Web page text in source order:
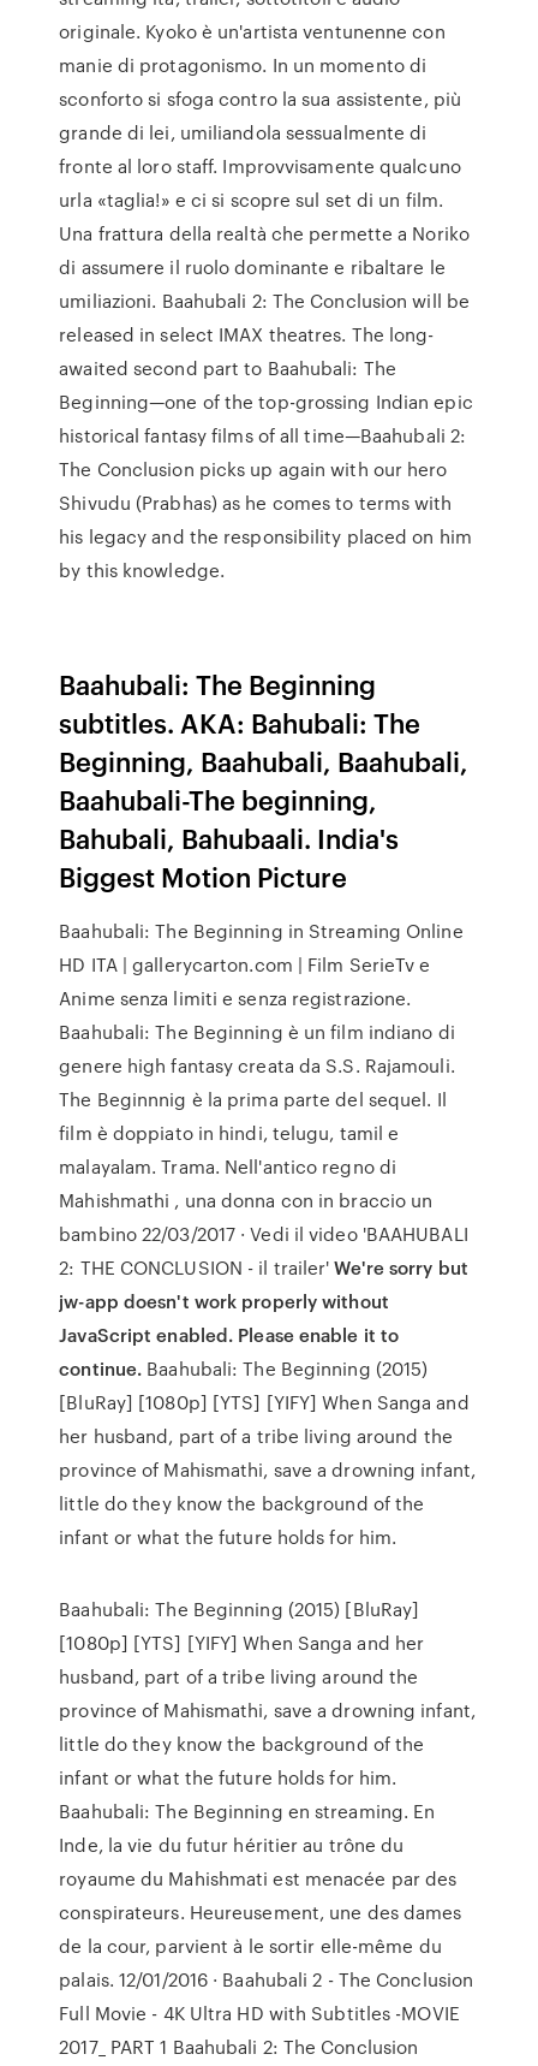
originale. Kyoko è un'artista ventunenne con
manie di protagonismo. In un momento di
sconforto si sfoga contro la sua assistente, più
grande di lei, umiliandola sessualmente di
fronte al loro staff. Improvvisamente qualcuno
urla «taglia!» e ci si scopre sul set di un film.
Una frattura della realtà che permette a Noriko
di assumere il ruolo dominante e ribaltare le
umiliazioni. Baahubali 2: The Conclusion will be
released in select IMAX theatres. The long-
awaited second part to Baahubali: The
Beginning—one of the top-grossing Indian epic
historical fantasy films of all time—Baahubali 2:
The Conclusion picks up again with our hero
Shivudu (Prabhas) as he comes to terms with
his legacy and the responsibility placed on him
by this knowledge.
Baahubali: The Beginning
subtitles. AKA: Bahubali: The
Beginning, Baahubali, Baahubali,
Baahubali-The beginning,
Bahubali, Bahubaali. India's
Biggest Motion Picture
Baahubali: The Beginning in Streaming Online
HD ITA | gallerycarton.com | Film SerieTv e
Anime senza limiti e senza registrazione.
Baahubali: The Beginning è un film indiano di
genere high fantasy creata da S.S. Rajamouli.
The Beginnnig è la prima parte del sequel. Il
film è doppiato in hindi, telugu, tamil e
malayalam. Trama. Nell'antico regno di
Mahishmathi , una donna con in braccio un
bambino 22/03/2017 · Vedi il video 'BAAHUBALI
2: THE CONCLUSION - il trailer'We're sorry but
jw-app doesn't work properly without
JavaScript enabled. Please enable it to
continue. Baahubali: The Beginning (2015)
[BluRay] [1080p] [YTS] [YIFY] When Sanga and
her husband, part of a tribe living around the
province of Mahismathi, save a drowning infant,
little do they know the background of the
infant or what the future holds for him.
Baahubali: The Beginning (2015) [BluRay]
[1080p] [YTS] [YIFY] When Sanga and her
husband, part of a tribe living around the
province of Mahismathi, save a drowning infant,
little do they know the background of the
infant or what the future holds for him.
Baahubali: The Beginning en streaming. En
Inde, la vie du futur héritier au trône du
royaume du Mahishmati est menacée par des
conspirateurs. Heureusement, une des dames
de la cour, parvient à le sortir elle-même du
palais. 12/01/2016 · Baahubali 2 - The Conclusion
Full Movie - 4K Ultra HD with Subtitles -MOVIE
2017_ PART 1 Baahubali 2: The Conclusion